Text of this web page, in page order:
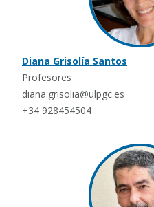
Diana Grisolía Santos
Profesores
diana.grisolia@ulpgc.es
+34 928454504